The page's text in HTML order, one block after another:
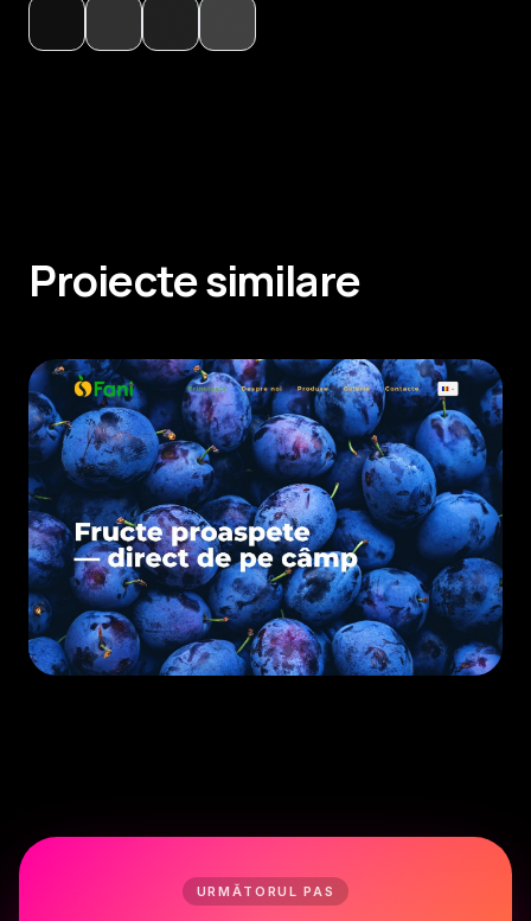
Proiecte similare
EXPORT• 2023
URMĂTORUL PAS